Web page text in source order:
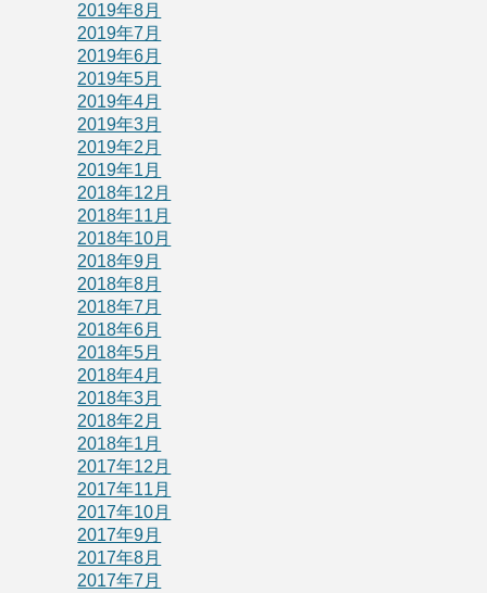
2019年8月
2019年7月
2019年6月
2019年5月
2019年4月
2019年3月
2019年2月
2019年1月
2018年12月
2018年11月
2018年10月
2018年9月
2018年8月
2018年7月
2018年6月
2018年5月
2018年4月
2018年3月
2018年2月
2018年1月
2017年12月
2017年11月
2017年10月
2017年9月
2017年8月
2017年7月